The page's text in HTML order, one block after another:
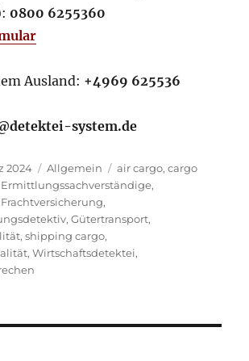
0800 6255360
Ausland: +4969 625536
system.de
2024 Kategorien
Allgemein Schlagwörter
air cargo,cargo
Ermittlungssachverständige,
Frachtversicherung,
,Gütertransport,
,shipping cargo,
,Wirtschaftsdetektei,